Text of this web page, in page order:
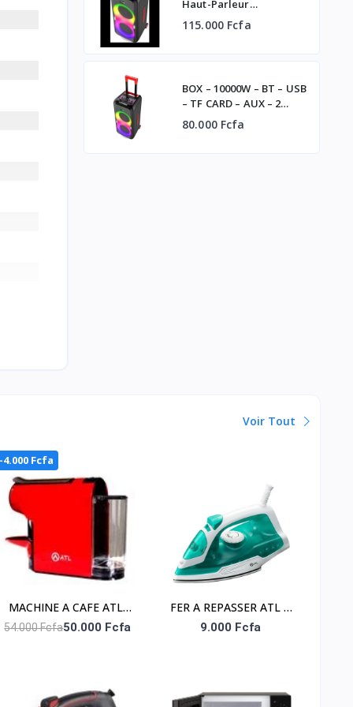
Haut-Parleur
Rechargeable -STHP-
0100E -1000W- 2x10'' –
2xMicros –
115.000 Fcfa
BOX – 10000W – BT – USB
– TF CARD – AUX – 2
micros + 1
télécommande –
80.000 Fcfa
Voir Tout
-4.000 Fcfa
MACHINE A CAFE ATL/
CAPSULE/ RED COLOR/
54.000 Fcfa50.000 Fcfa
FER A REPASSER ATL A
VAPEUR 1200W/ VERT
PROTECTION CONTRE
9.000 Fcfa